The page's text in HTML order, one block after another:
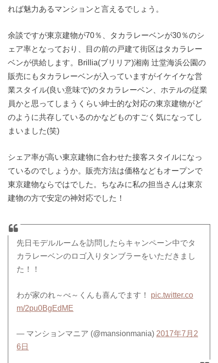
れば魅力あるマンションと言えるでしょう。
余談ですが東京建物が70％、タカラレーベンが30％のシ
ェア率となっており、目の前の戸建て街区はタカラレー
ベンが供給します。Brillia(ブリリア)湘南 辻堂海浜公園の
販売にもタカラレーベンが入っていますがイケイケな営
業スタイル(良い意味で)のタカラレーベン、ホテルの従業
員かと思ってしまうくらい紳士的な対応の東京建物がど
のように共存しているのかなどものすごく気になってし
まいました(笑)
シェア率が高い東京建物に合わせた接客スタイルになっ
ているのでしょうか。販売方法は価格などもオープンで
東京建物ならではでした。ちなみに私の担当さんは東京
建物の方で安定の神対応でした！
先日モデルルームを訪問したらキャンペーン中でタ
カラレーベンのロゴ入りタンブラーをいただきまし
た！！
わが家のれ～べ～くんも喜んでます！ pic.twitter.co
m/2pu0BgEdME
— マンションマニア (@mansionmania) 2017年7月2
6日